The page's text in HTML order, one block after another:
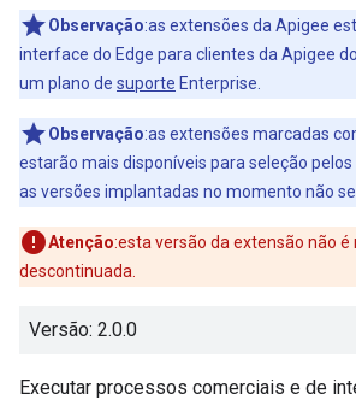
Observação:as extensões da Apigee
interface do Edge para clientes da Apigee
um plano de suporte Enterprise.
Observação:as extensões marcadas
estarão mais disponíveis para seleção
as versões implantadas no momento não
Atenção:esta versão da extensão não
descontinuada.
Versão: 2.0.0
Executar processos comerciais e de